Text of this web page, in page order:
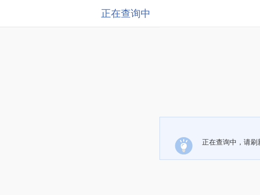
正在查询中
正在查询中，请刷